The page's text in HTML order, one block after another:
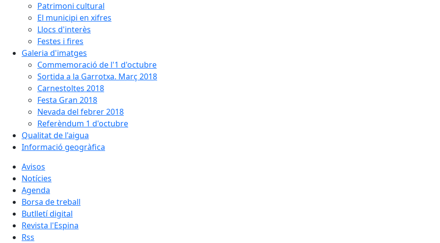
Patrimoni cultural
El municipi en xifres
Llocs d'interès
Festes i fires
Galeria d'imatges
Commemoració de l'1 d'octubre
Sortida a la Garrotxa. Març 2018
Carnestoltes 2018
Festa Gran 2018
Nevada del febrer 2018
Referèndum 1 d'octubre
Qualitat de l'aigua
Informació geogràfica
Avisos
Notícies
Agenda
Borsa de treball
Butlletí digital
Revista l'Espina
Rss